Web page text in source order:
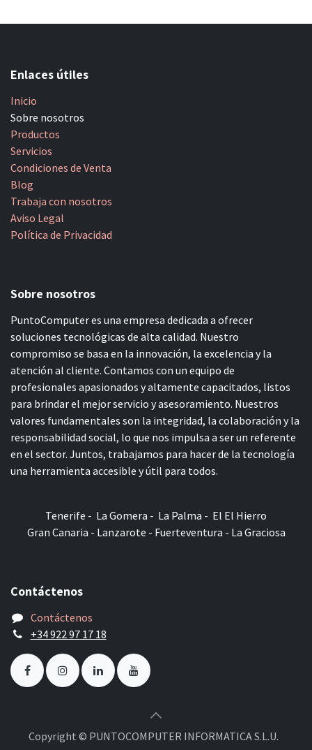
Enlaces útiles
Inicio
Sobre nosotros
Productos
Servicios
Condiciones de Venta
Blog
Trabaja con nosotros
Aviso Legal
Política de Privacidad
Sobre nosotros
PuntoComputer es una empresa dedicada a ofrecer
soluciones tecnológicas de alta calidad. Nuestro
compromiso se basa en la innovación, la excelencia y la
atención al cliente. Contamos con un equipo de
profesionales apasionados y altamente capacitados, listos
para brindar el mejor servicio y asesoramiento. Nuestros
valores fundamentales son la integridad, la colaboración y la
responsabilidad social, lo que nos impulsa a ser un referente
en el sector. Juntos, trabajamos para hacer de la tecnología
una herramienta accesible y útil para todos.
Tenerife - La Gomera - La Palma - El El Hierro
Gran Canaria - Lanzarote - Fuerteventura - La Graciosa
Contáctenos
Contáctenos
+34 922 97 17 18
Copyright © PUNTOCOMPUTER INFORMATICA S.L.U.